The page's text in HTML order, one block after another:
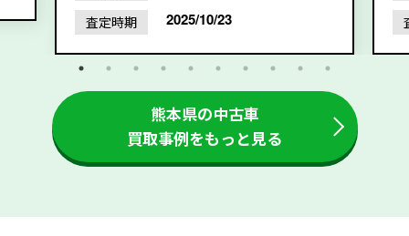
査定時期 2025/10/23
熊本県の中古車
買取事例をもっと見る